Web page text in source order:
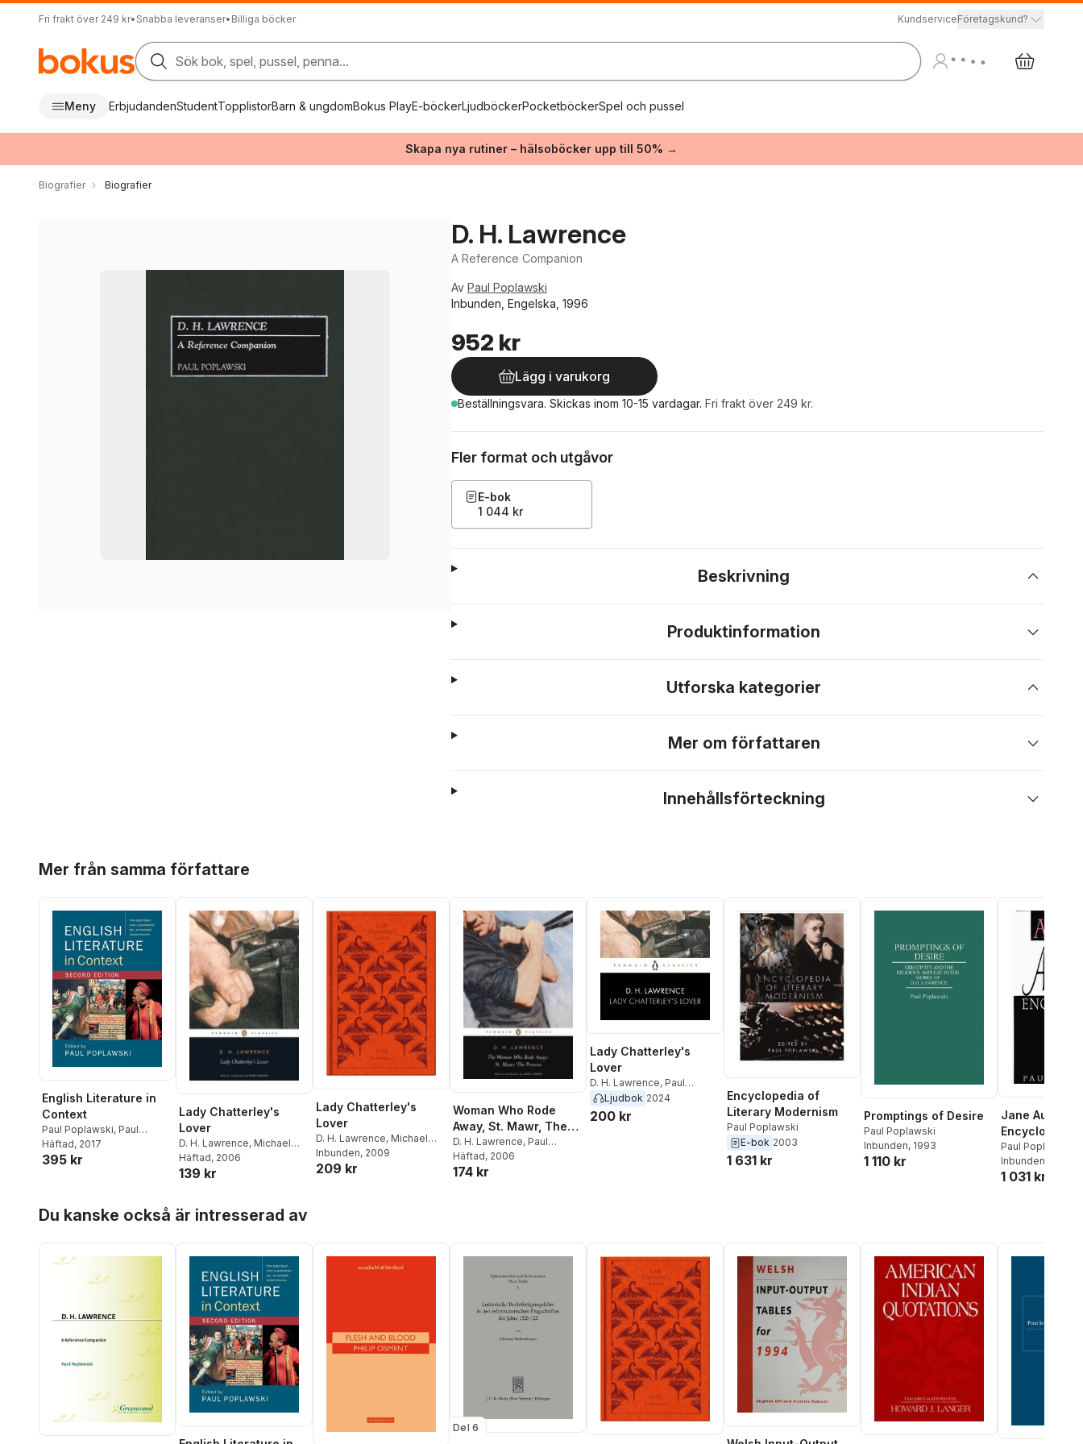
Fri frakt över 249 kr• Snabba leveranser• Billiga böcker KundserviceFöretagskund?
Sök bok, spel, pussel, penna...
Meny ErbjudandenStudentTopplistorBarn & ungdomBokus PlayE-böckerLjudböckerPocketböckerSpel och pussel
Skapa nya rutiner – hälsoböcker upp till 50% →
Biografier Biografier
D. H. Lawrence
A Reference Companion
Av Paul Poplawski
Inbunden, Engelska, 1996
952 kr
Lägg i varukorg
Beställningsvara. Skickas inom 10-15 vardagar. Fri frakt över 249 kr.
Fler format och utgåvor
E-bok
1 044 kr
Beskrivning
Produktinformation
Utforska kategorier
Mer om författaren
Innehållsförteckning
Mer från samma författare
English Literature in
Context
Paul Poplawski, Paul
Poplawski
Häftad, 2017
395 kr
Lady Chatterley's
Lover
D. H. Lawrence, Michael
Squires ,Paul Poplawski
Häftad, 2006
139 kr
Lady Chatterley's
Lover
D. H. Lawrence, Michael
Squires,Paul Poplawski
Inbunden, 2009
209 kr
Woman Who Rode
Away, St. Mawr, The
Princess
D. H. Lawrence, Paul
Poplawski
Häftad, 2006
174 kr
Lady Chatterley's
Lover
D. H. Lawrence, Paul
Poplawski, Michael Squires
Ljudbok 2024
200 kr
Encyclopedia of
Literary Modernism
Paul Poplawski
E-bok 2003
1 631 kr
Promptings of Desire
Paul Poplawski
Inbunden, 1993
1 110 kr
Jane Austen
Encyclopedia
Paul Poplawski
Inbunden
1 031 kr
Du kanske också är intresserad av
Del 6